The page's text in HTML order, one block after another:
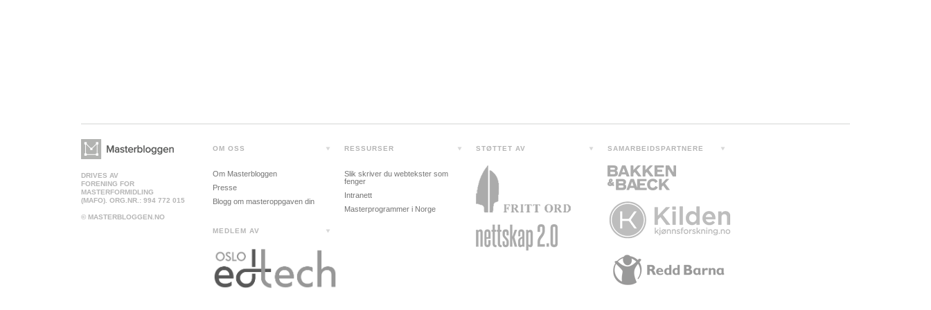
DRIVES AV
FORENING FOR
MASTERFORMIDLING
(MAFO). ORG.NR.: 994 772 015
© MASTERBLOGGEN.NO
OM OSS
Om Masterbloggen
Presse
Blogg om masteroppgaven din
MEDLEM AV
RESSURSER
Slik skriver du webtekster som
fenger
Intranett
Masterprogrammer i Norge
STØTTET AV SAMARBEIDSPARTNERE